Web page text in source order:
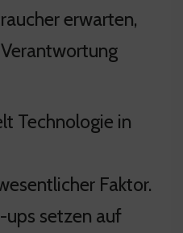
erwarten,
Technologie in
Faktor.
setzen auf